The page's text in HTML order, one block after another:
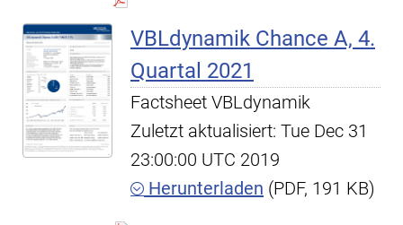
VBLdynamik Chance A, 4.
Quartal 2021
Factsheet VBLdynamik
Zuletzt aktualisiert: Tue Dec 31
23:00:00 UTC 2019
Herunterladen (PDF, 191 KB)